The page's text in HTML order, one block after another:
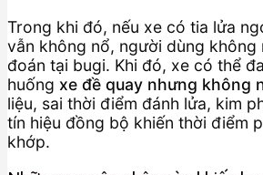
Trong khi đó, nếu xe có tia lửa
vẫn không nổ, người dùng không
đoán tại bugi. Khi đó, xe có thể
huống xe đề quay nhưng không
liệu, sai thời điểm đánh lửa, kim
tín hiệu đồng bộ khiến thời điểm
khớp.